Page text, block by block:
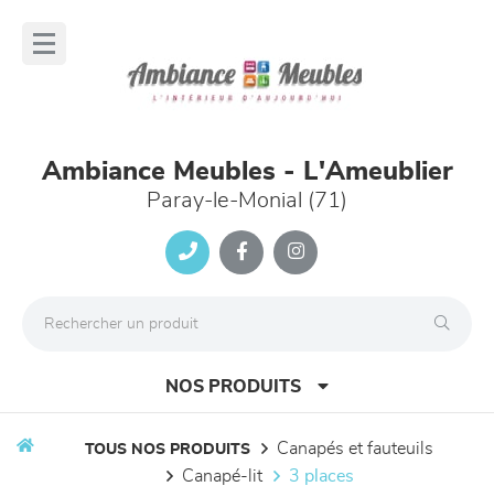
Ambiance Meubles - L'Ameublier
Paray-le-Monial (71)
NOS PRODUITS
TOUS NOS PRODUITS
canapés et fauteuils
canapé-lit
3 places